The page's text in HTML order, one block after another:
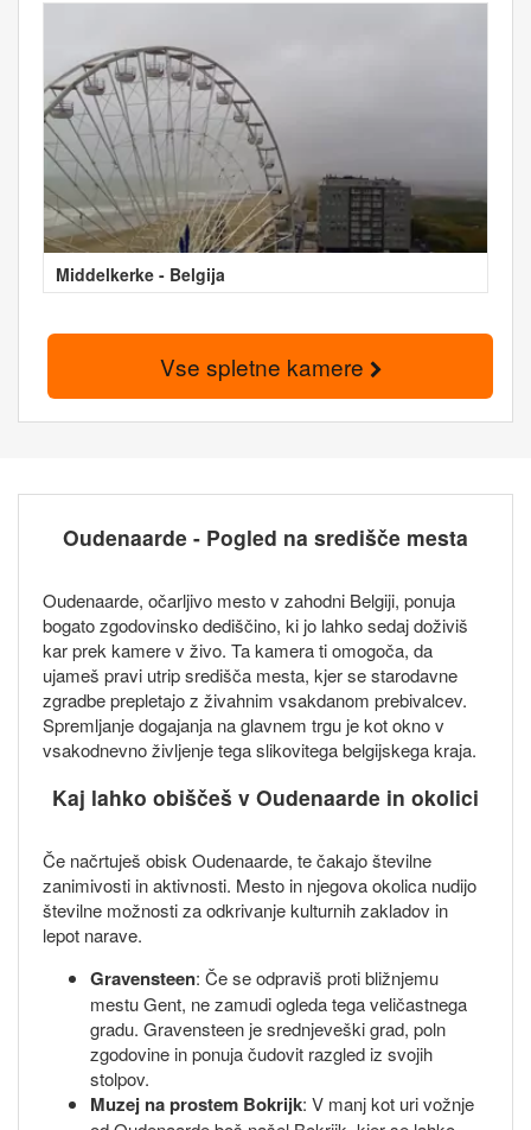
Middelkerke - Belgija
Vse spletne kamere
Oudenaarde - Pogled na središče mesta
Oudenaarde, očarljivo mesto v zahodni Belgiji, ponuja
bogato zgodovinsko dediščino, ki jo lahko sedaj doživiš
kar prek kamere v živo. Ta kamera ti omogoča, da
ujameš pravi utrip središča mesta, kjer se starodavne
zgradbe prepletajo z živahnim vsakdanom prebivalcev.
Spremljanje dogajanja na glavnem trgu je kot okno v
vsakodnevno življenje tega slikovitega belgijskega kraja.
Kaj lahko obiščeš v Oudenaarde in okolici
Če načrtuješ obisk Oudenaarde, te čakajo številne
zanimivosti in aktivnosti. Mesto in njegova okolica nudijo
številne možnosti za odkrivanje kulturnih zakladov in
lepot narave.
Gravensteen: Če se odpraviš proti bližnjemu
mestu Gent, ne zamudi ogleda tega veličastnega
gradu. Gravensteen je srednjeveški grad, poln
zgodovine in ponuja čudovit razgled iz svojih
stolpov.
Muzej na prostem Bokrijk: V manj kot uri vožnje